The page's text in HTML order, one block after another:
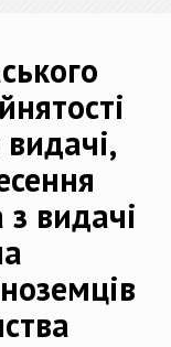
видачі